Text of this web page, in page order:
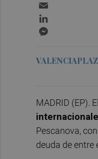
MADRID (EP).
Pescanova,
deuda de entre